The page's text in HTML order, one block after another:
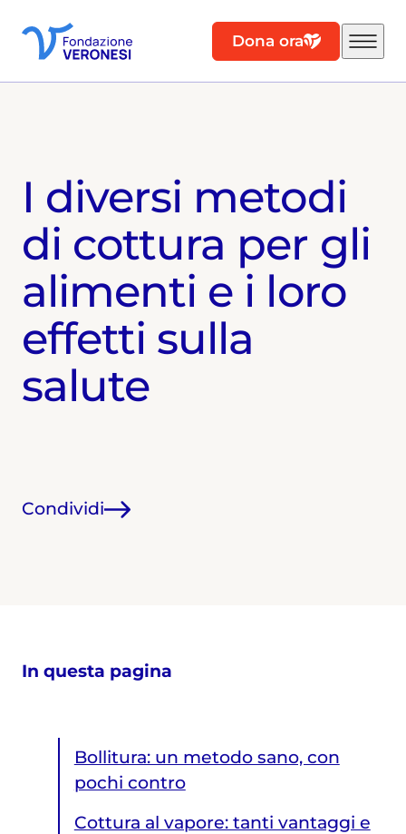
Dona ora
I diversi metodi
di cottura per gli
alimenti e i loro
effetti sulla
salute
Condividi
In questa pagina
Bollitura: un metodo sano, con
pochi contro
Cottura al vapore: tanti vantaggi e